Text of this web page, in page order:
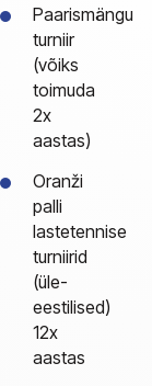
Paarismängu
turniir
(võiks
toimuda
2x
aastas)
Oranži
palli
lastetennise
turniirid
(üle-
eestilised)
12x
aastas